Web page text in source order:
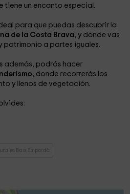
tiene un encanto especial.
para que puedas descubrir la
de la Costa Brava, y donde vas
patrimonio a partes iguales.
además, podrás hacer
, donde recorrerás los
y llenos de vegetación.
Baix Empordà